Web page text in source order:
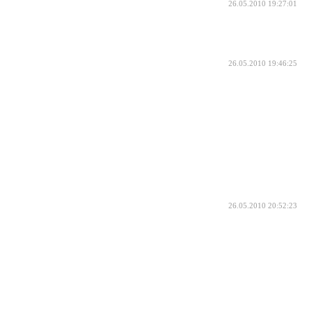
26.05.2010 19:27:01
26.05.2010 19:46:25
26.05.2010 20:52:23